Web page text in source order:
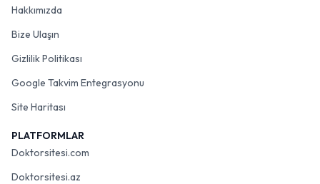
Hakkımızda
Bize Ulaşın
Gizlilik Politikası
Google Takvim Entegrasyonu
Site Haritası
PLATFORMLAR
Doktorsitesi.com
Doktorsitesi.az